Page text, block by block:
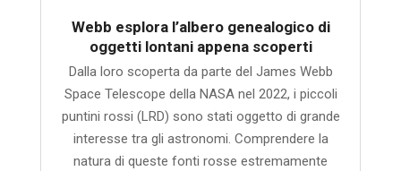
Webb esplora l’albero genealogico di
oggetti lontani appena scoperti
Dalla loro scoperta da parte del James Webb
Space Telescope della NASA nel 2022, i piccoli
puntini rossi (LRD) sono stati oggetto di grande
interesse tra gli astronomi. Comprendere la
natura di queste fonti rosse estremamente